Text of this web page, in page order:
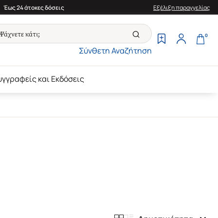
Έως 24 άτοκες δόσεις Εξέλιξη παραγγελίας
Σύνθετη Αναζήτηση
0
και Εκδόσεις